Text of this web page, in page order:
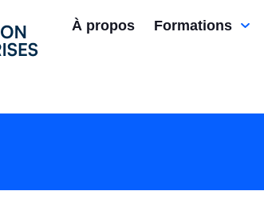
À propos Formations